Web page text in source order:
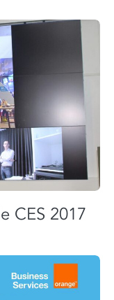
CES 2017